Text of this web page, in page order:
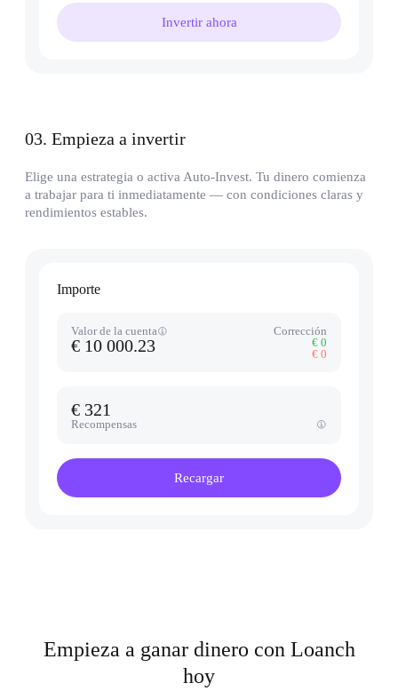
Invertir ahora
03. Empieza a invertir
Elige una estrategia o activa Auto-Invest. Tu dinero comienza
a trabajar para ti inmediatamente — con condiciones claras y
rendimientos estables.
Importe
Valor de la cuenta Corrección
€ 10 000.23
€ 0
€ 0
€ 321
Recompensas
Recargar
Empieza a ganar dinero con Loanch
hoy